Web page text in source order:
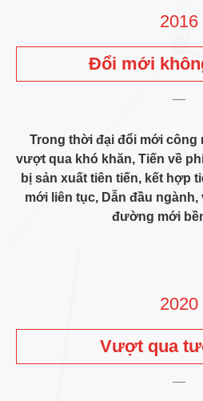
2016
Đổi mới
Trong thời đại đổi mới công
vượt qua khó khăn, Tiến về
bị sản xuất tiên tiến, kết hợp
mới liên tục, Dẫn đầu
đường mới
2020
Vượt qua